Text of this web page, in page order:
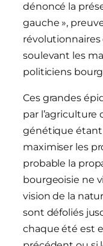
dénoncé la
gauche »,
révolutionnaires
soulevant les
politiciens
Ces grandes
par l’agriculture
génétique
maximiser les
probable la
bourgeoisie ne
vision de la
sont défoliés
chaque été est